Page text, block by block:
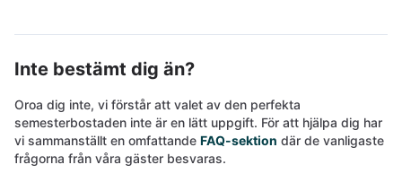
Inte bestämt dig än?
Oroa dig inte, vi förstår att valet av den perfekta
semesterbostaden inte är en lätt uppgift. För att hjälpa dig har
vi sammanställt en omfattande FAQ-sektion där de vanligaste
frågorna från våra gäster besvaras.